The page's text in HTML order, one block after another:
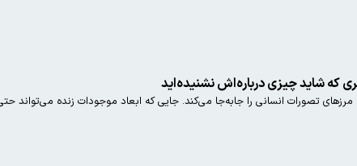
تصورات انسانی را جابه‌جا می‌کند. جایی که ابعاد موجودات زنده می‌تواند